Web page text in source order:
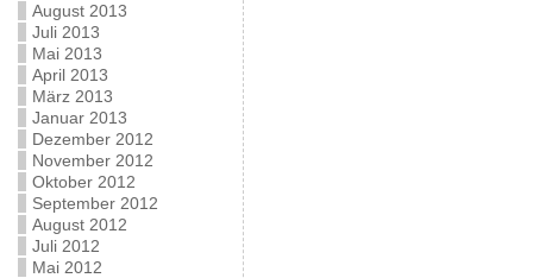
August 2013
Juli 2013
Mai 2013
April 2013
März 2013
Januar 2013
Dezember 2012
November 2012
Oktober 2012
September 2012
August 2012
Juli 2012
Mai 2012